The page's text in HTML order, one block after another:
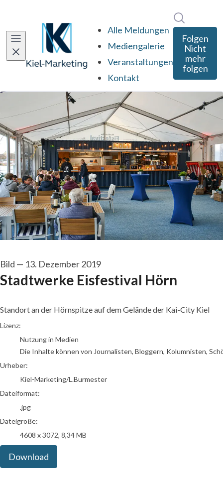
Alle Meldungen
Mediengalerie
Veranstaltungen
Kontakt
Folgen
Nicht
mehr
folgen
Bild — 13. Dezember 2019
Stadtwerke Eisfestival Hörn
Standort an der Hörnspitze auf dem Gelände der Kai-City Kiel
Kiel-Marketing/L.Burmester
Lizenz:
Nutzung in Medien
Die Inhalte können von Journalisten, Bloggern, Kolumnisten,
Urheber:
Kiel-Marketing/L.Burmester
Dateiformat:
.jpg
Dateigröße:
4608 x 3072, 8,34 MB
Download